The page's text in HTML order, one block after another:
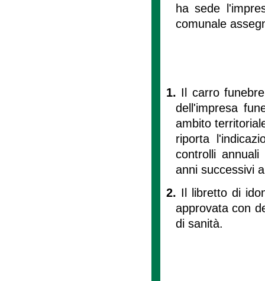
ha sede
comunale
1. Il carro
dell'impresa
ambito
riporta
controlli
anni successivi
2. Il libretto di
approvata con
di sanità.